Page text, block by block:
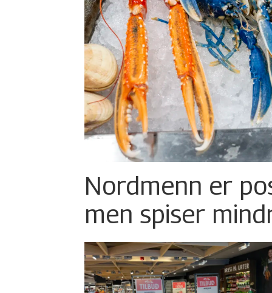
Nordmenn er
men spiser